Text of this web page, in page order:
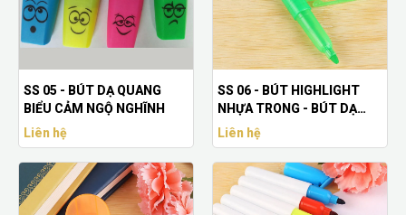
SS 05 - BÚT DẠ QUANG
BIỂU CẢM NGỘ NGHĨNH
Liên hệ
SS 06 - BÚT HIGHLIGHT
NHỰA TRONG - BÚT DẠ
QUANG IN LOGO THEO YÊU
CẦU
Liên hệ